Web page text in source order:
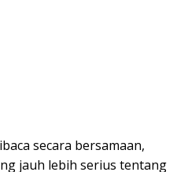
secara bersamaan,
jauh lebih serius tentang